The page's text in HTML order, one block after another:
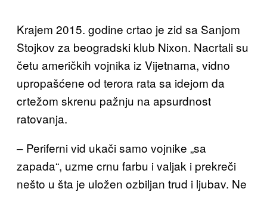
Krajem 2015. godine crtao je zid sa Sanjom
Stojkov za beogradski klub Nixon. Nacrtali su
četu američkih vojnika iz Vijetnama, vidno
upropašćene od terora rata sa idejom da
crtežom skrenu pažnju na apsurdnost
ratovanja.
– Periferni vid ukači samo vojnike „sa
zapada“, uzme crnu farbu i valjak i prekreči
nešto u šta je uložen ozbiljan trud i ljubav. Ne